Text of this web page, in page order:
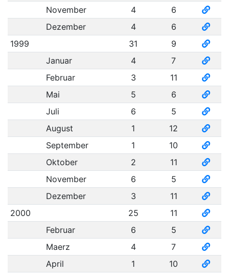
November
4
6
Dezember
4
6
1999
31
9
Januar
4
7
Februar
3
11
Mai
5
6
Juli
6
5
August
1
12
September
1
10
Oktober
2
11
November
6
5
Dezember
3
11
2000
25
11
Februar
6
5
Maerz
4
7
April
1
10